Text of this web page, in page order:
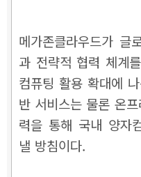
메가존클라우드가 글
과 전략적 협력 체계
컴퓨팅 활용 확대에
반 서비스는 물론 온
력을 통해 국내 양자
낼 방침이다.